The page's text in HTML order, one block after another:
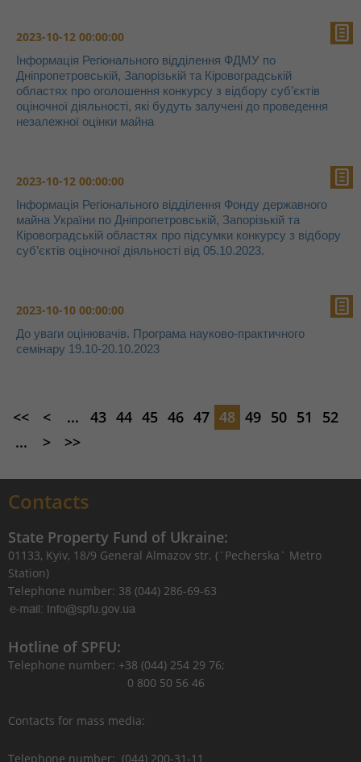
2023-10-12 00:00:00
Інформація Регіонального відділення ФДМУ по
Дніпропетровській, Запорізькій та Кіровоградській
областях про оголошення конкурсу з відбору суб’єктів
оціночної діяльності, які будуть залучені до проведення
незалежної оцінки майна
2023-10-12 00:00:00
Інформація Регіонального відділення Фонду державного
майна України по Дніпропетровській, Запорізькій та
Кіровоградській областях про підсумки конкурсу з відбору
суб’єктів оціночної діяльності від 05.10.2023.
2023-10-10 00:00:00
До уваги оцінювачів. Програма науково-практичного
семінару 19.10-20.10.2023
<< < ... 43 44 45 46 47 48 49 50 51
52
...
> >>
Contacts
State Property Fund of Ukraine:
01133, Kyiv, 18/9 General Almazov str. (`Pecherska` Metro
Station)
Telephone number: 38 (044) 286-69-63
Hotline of SPFU:
Telephone number: +38 (044) 254 29 76;
0 800 50 56 46
Contacts for mass media:
Telephone number: (044) 200-31-11